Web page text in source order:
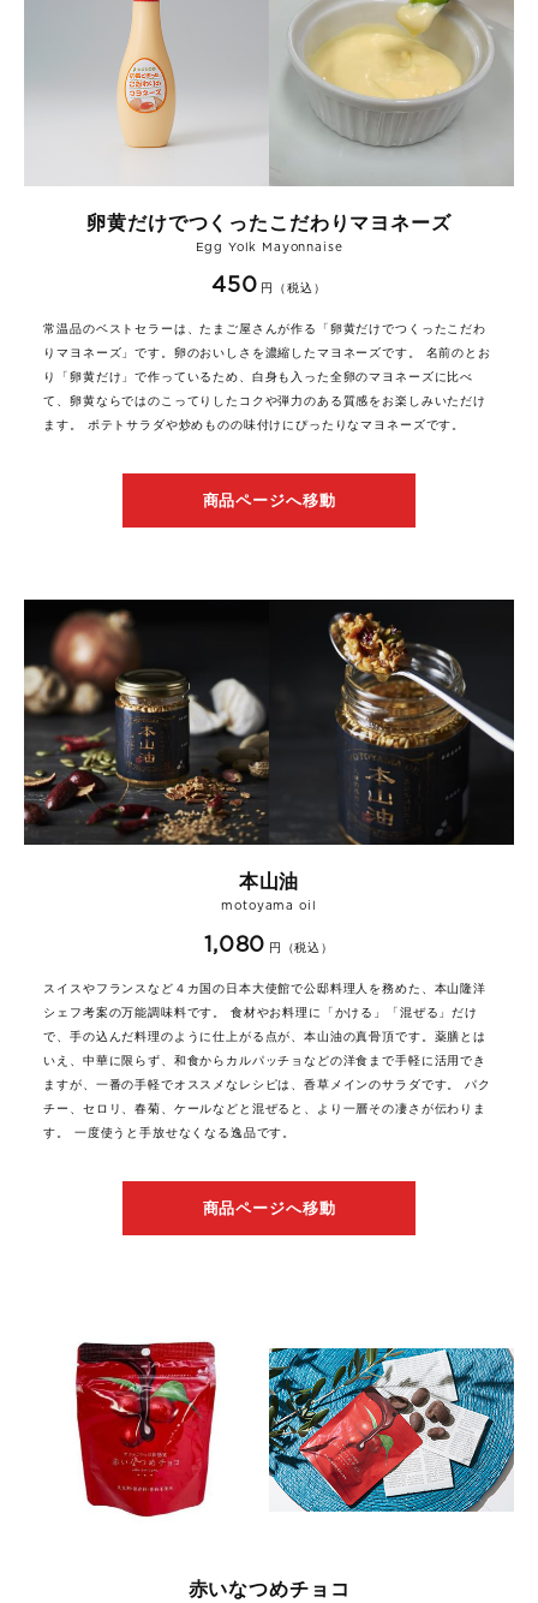
卵黄だけでつくったこだわりマヨネーズ
Egg Yolk Mayonnaise
450 円（税込）
常温品のベストセラーは、たまご屋さんが作る「卵黄だけでつくったこだわ
りマヨネーズ」です。卵のおいしさを濃縮したマヨネーズです。 名前のとお
り「卵黄だけ」で作っているため、白身も入った全卵のマヨネーズに比べ
て、卵黄ならではのこってりしたコクや弾力のある質感をお楽しみいただけ
ます。 ポテトサラダや炒めものの味付けにぴったりなマヨネーズです。
商品ページへ移動
本山油
motoyama oil
1,080 円（税込）
スイスやフランスなど４カ国の日本大使館で公邸料理人を務めた、本山隆洋
シェフ考案の万能調味料です。 食材やお料理に「かける」「混ぜる」だけ
で、手の込んだ料理のように仕上がる点が、本山油の真骨頂です。薬膳とは
いえ、中華に限らず、和食からカルパッチョなどの洋食まで手軽に活用でき
ますが、一番の手軽でオススメなレシピは、香草メインのサラダです。 パク
チー、セロリ、春菊、ケールなどと混ぜると、より一層その凄さが伝わりま
す。 一度使うと手放せなくなる逸品です。
商品ページへ移動
赤いなつめチョコ